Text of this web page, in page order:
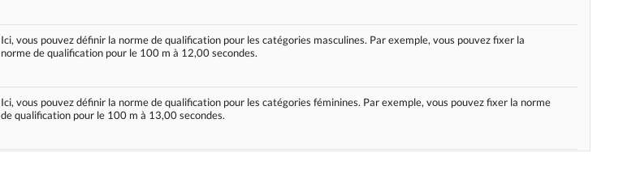
Ici, vous pouvez définir la norme de qualification pour les catégories masculines. Par exemple, vous pouvez fixer la
norme de qualification pour le 100 m à 12,00 secondes.
Ici, vous pouvez définir la norme de qualification pour les catégories féminines. Par exemple, vous pouvez fixer la norme
de qualification pour le 100 m à 13,00 secondes.